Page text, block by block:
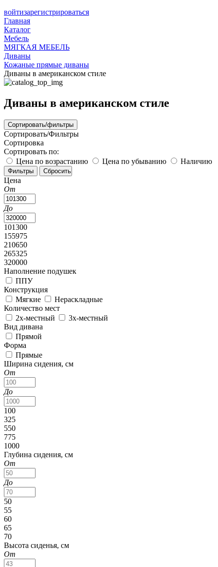
войтизарегистрироваться
Главная
Каталог
Мебель
МЯГКАЯ МЕБЕЛЬ
Диваны
Кожаные прямые диваны
Диваны в американском стиле
Диваны в американском стиле
Сортировать/фильтры
Сортировать/Фильтры
Сортировка
Сортировать по:
Цена по возрастанию
Цена по убыванию Наличию
Цена
От
До
101300
155975
210650
265325
320000
Наполнение подушек
ППУ
Конструкция
Мягкие
Нераскладные
Количество мест
2х-местный
3х-местный
Вид дивана
Прямой
Форма
Прямые
Ширина сидения, см
От
До
100
325
550
775
1000
Глубина сидения, см
От
До
50
55
60
65
70
Высота сиденья, см
От